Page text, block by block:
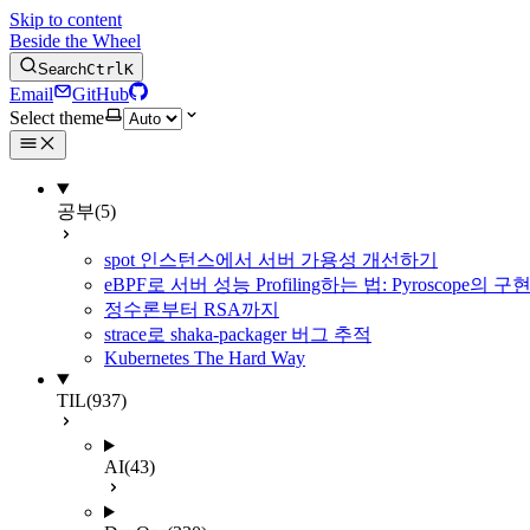
Skip to content
Beside the Wheel
SearchCtrlK
Email
GitHub
Select theme
공부(5)
spot 인스턴스에서 서버 가용성 개선하기
eBPF로 서버 성능 Profiling하는 법: Pyroscope의 구
정수론부터 RSA까지
strace로 shaka-packager 버그 추적
Kubernetes The Hard Way
TIL(937)
AI(43)